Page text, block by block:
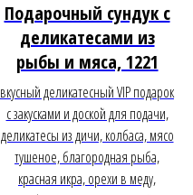
Подарочный сундук с
деликатесами из
рыбы и мяса, 1221
вкусный деликатесный VIP подарок
с закусками и доской для подачи,
деликатесы из дичи, колбаса, мясо
тушеное, благородная рыба,
красная икра, орехи в меду,